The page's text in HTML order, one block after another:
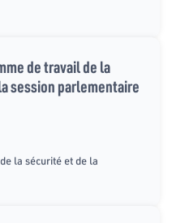
de travail de la
session parlementaire
la sécurité et de la